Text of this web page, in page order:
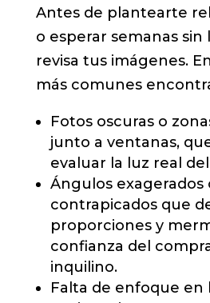
Antes de plantearte
o esperar semanas sin
revisa tus imágenes.
más comunes
Fotos oscuras o
junto a ventanas,
evaluar la luz real
Ángulos exagerados
contrapicados que
proporciones y
confianza del
inquilino.
Falta de enfoque en